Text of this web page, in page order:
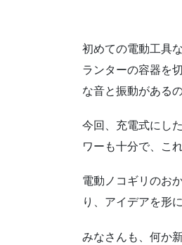
初めての電動工具
ランターの容器を
な音と振動がある
今回、充電式にし
ワーも十分で、こ
電動ノコギリのお
り、アイデアを形
みなさんも、何か